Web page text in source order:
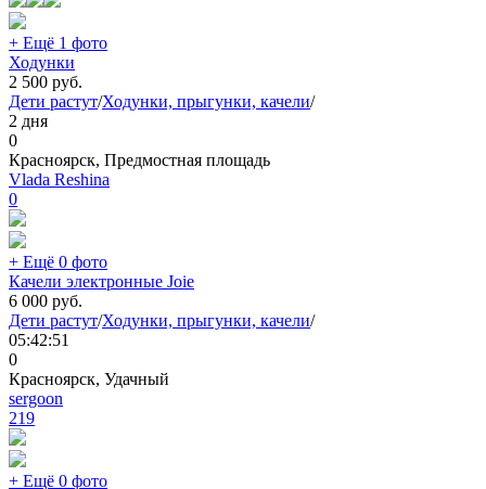
+ Ещё 1 фото
Ходунки
2 500 руб.
Дети растут/Ходунки, прыгунки, качели/
2 дня
0
Красноярск, Предмостная площадь
Vlada Reshina
0
+ Ещё 0 фото
Качели электронные Joie
6 000 руб.
Дети растут/Ходунки, прыгунки, качели/
05:42:51
0
Красноярск, Удачный
sergoon
219
+ Ещё 0 фото